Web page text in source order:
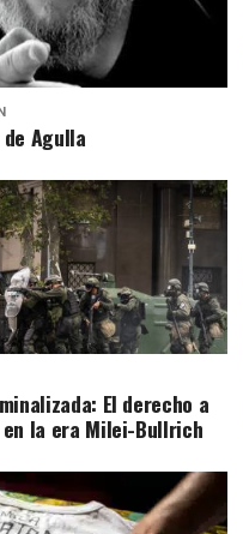
Agulla
El derecho a
la era Milei-Bullrich